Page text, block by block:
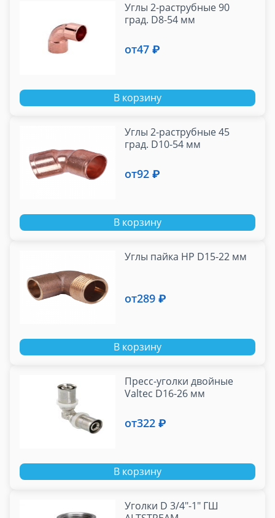
Углы 2-раструбные 90
град. D8-54 мм
от47 ₽
В корзину
Углы 2-раструбные 45
град. D10-54 мм
от92 ₽
В корзину
Углы пайка НР D15-22 мм
от289 ₽
В корзину
Пресс-уголки двойные
Valtec D16-26 мм
от322 ₽
В корзину
Уголки D 3/4"-1" ГШ